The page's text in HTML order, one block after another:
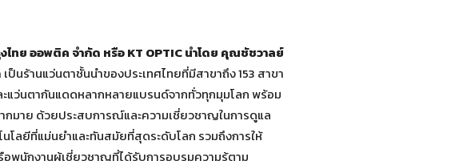
ไทย ออพติค จำกัด หรือKT OPTIC นำโดย คุณชัชวาลย์
ป็นร้านแว่นตาชั้นนำของประเทศไทยที่มีสาขาถึง 153 สาขา
ว่นตากันแดดหลากหลายแบรนด์จากทั่วทุกมุมโลก พร้อม
มาย ด้วยประสบการณ์และความเชี่ยวชาญในการดูแล
โลยีที่แม่นยำและทันสมัยที่สุดระดับโลก รวมถึงการให้
อพนักงานผู้เชี่ยวชาญที่ได้รับการอบรมความรู้ตาม